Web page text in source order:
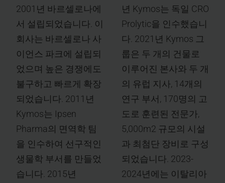
2001년 바르셀로나에
서 설립되었습니다. 이
회사는 바르셀로나 사
이언스 파크에 설립되
었으며 높은 경쟁에도
불구하고 빠르게 확장
되었습니다. 2011년
Kymos는 Ipsen
Pharma의 면역학 팀
을 인수하여 선구적인
생물학 부서를 만들었
습니다. 2015년
년 Kymos는 독일 CRO
Prolytic을 인수했습니
다. 2021년 Kymos 그
룹은 두 개의 건물로
이루어진 본사와 두 개
의 유럽 지사, 14개의
연구 부서, 170명의 고
도로 훈련된 전문가,
5,000m2 규모의 시설
과 최첨단 장비로 구성
되었습니다. 2023-
2024년에는 이탈리아